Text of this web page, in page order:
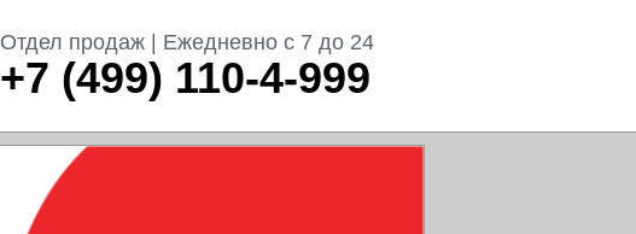
Отдел продаж | Ежедневно с 7 до 24
+7 (499) 110-4-999